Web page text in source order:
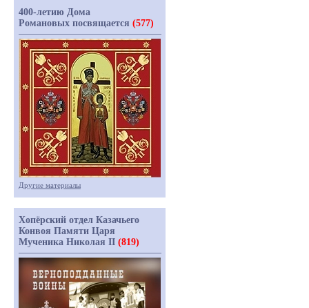
400-летию Дома
Романовых посвящается (577)
Другие материалы
Хопёрский отдел Казачьего
Конвоя Памяти Царя
Мученика Николая II (819)